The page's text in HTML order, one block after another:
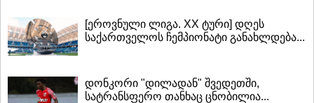
[ეროვნული ლიგა. XX ტური] დღეს
საქართველოს ჩემპიონატი განახლდება...
დონკორი "დილადან" შვედეთში,
სატრანსფერო თანხაც ცნობილია...